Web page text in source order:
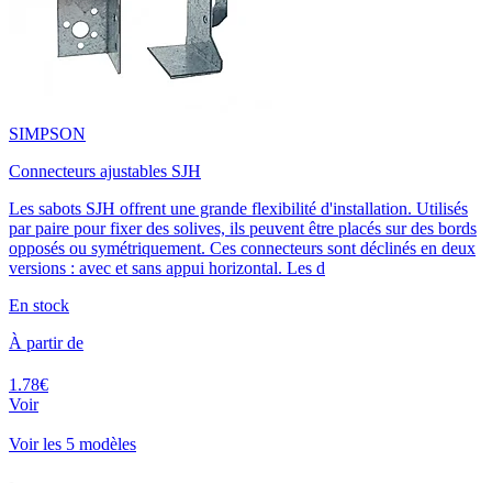
SIMPSON
Connecteurs ajustables SJH
Les sabots SJH offrent une grande flexibilité d'installation. Utilisés
par paire pour fixer des solives, ils peuvent être placés sur des bords
opposés ou symétriquement. Ces connecteurs sont déclinés en deux
versions : avec et sans appui horizontal. Les d
En stock
À partir de
1.78€
Voir
Voir les 5 modèles